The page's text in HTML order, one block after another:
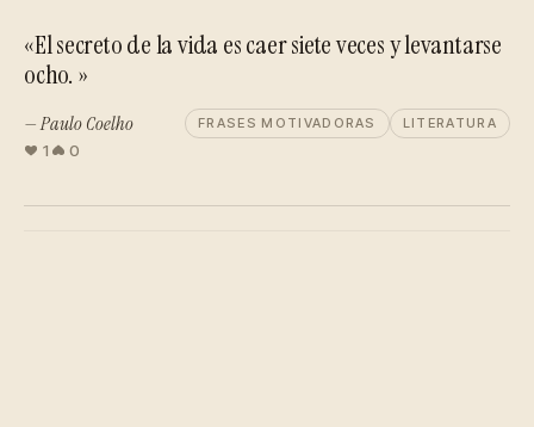
«El secreto de la vida es caer siete veces y levantarse
ocho. »
— Paulo Coelho FRASES MOTIVADORAS LITERATURA
1 0